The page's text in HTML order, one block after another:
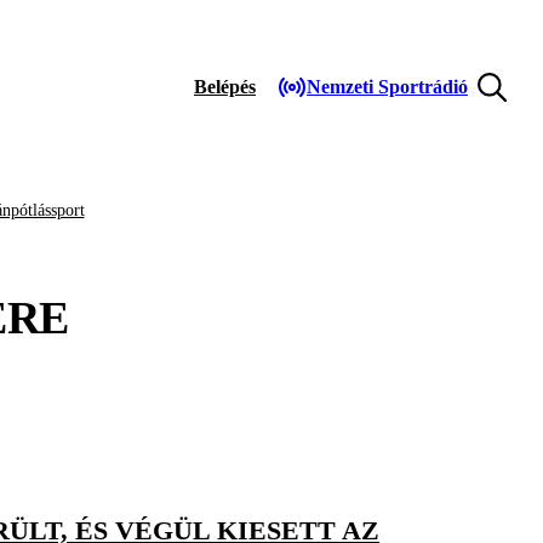
Belépés Nemzeti Sportrádió
ÉS VÉGÜL KIESETT AZ